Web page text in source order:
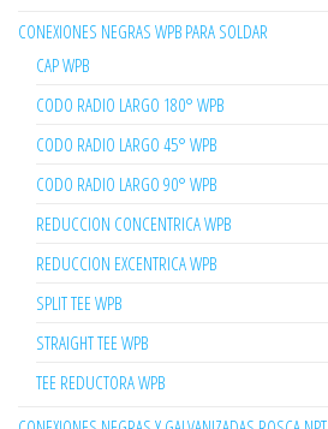
CONEXIONES NEGRAS WPB PARA SOLDAR
CAP WPB
CODO RADIO LARGO 180° WPB
CODO RADIO LARGO 45° WPB
CODO RADIO LARGO 90° WPB
REDUCCION CONCENTRICA WPB
REDUCCION EXCENTRICA WPB
SPLIT TEE WPB
STRAIGHT TEE WPB
TEE REDUCTORA WPB